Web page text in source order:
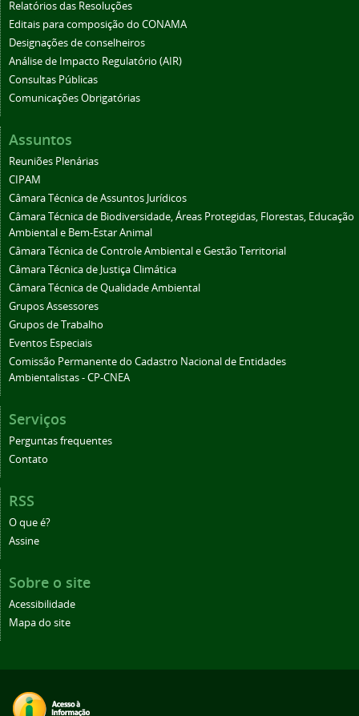
Relatórios das Resoluções
Editais para composição do CONAMA
Designações de conselheiros
Análise de Impacto Regulatório (AIR)
Consultas Públicas
Comunicações Obrigatórias
Assuntos
Reuniões Plenárias
CIPAM
Câmara Técnica de Assuntos Jurídicos
Câmara Técnica de Biodiversidade, Áreas Protegidas, Florestas, Educação
Ambiental e Bem-Estar Animal
Câmara Técnica de Controle Ambiental e Gestão Territorial
Câmara Técnica de Justiça Climática
Câmara Técnica de Qualidade Ambiental
Grupos Assessores
Grupos de Trabalho
Eventos Especiais
Comissão Permanente do Cadastro Nacional de Entidades
Ambientalistas - CP-CNEA
Serviços
Perguntas frequentes
Contato
RSS
O que é?
Assine
Sobre o site
Acessibilidade
Mapa do site